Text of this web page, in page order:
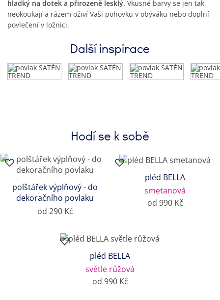
hladký na dotek a přirozeně lesklý. Vkusné barvy se jen tak
neokoukají a rázem oživí Vaši pohovku v obýváku nebo doplní
povlečení v ložnici.
Další inspirace
Hodí se k sobě
polštářek výplňový - do
dekoračního povlaku
od 290 Kč
pléd BELLA
smetanová
od 990 Kč
pléd BELLA
světle růžová
od 990 Kč